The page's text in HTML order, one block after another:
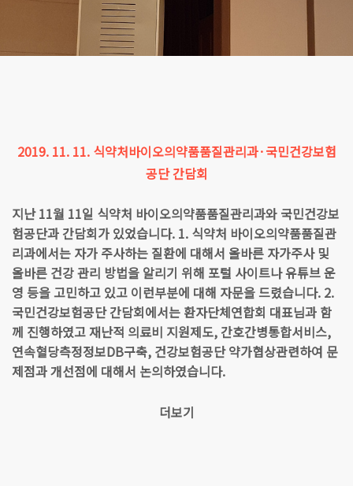
2019. 11. 11. 식약처바이오의약품품질관리과·국민건강보험
공단 간담회
지난 11월 11일 식약처 바이오의약품품질관리과와 국민건강보
험공단과 간담회가 있었습니다. 1. 식약처 바이오의약품품질관
리과에서는 자가 주사하는 질환에 대해서 올바른 자가주사 및
올바른 건강 관리 방법을 알리기 위해 포털 사이트나 유튜브 운
영 등을 고민하고 있고 이런부분에 대해 자문을 드렸습니다. 2.
국민건강보험공단 간담회에서는 환자단체연합회 대표님과 함
께 진행하였고 재난적 의료비 지원제도, 간호간병통합서비스,
연속혈당측정정보DB구축, 건강보험공단 약가협상관련하여 문
제점과 개선점에 대해서 논의하였습니다.
더보기